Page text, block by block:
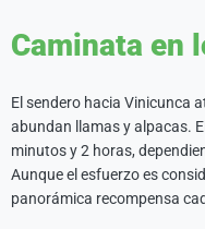
Caminata en
El sendero hacia Vinicunca
abundan llamas y alpacas.
minutos y 2 horas,
Aunque el esfuerzo es
panorámica recompensa